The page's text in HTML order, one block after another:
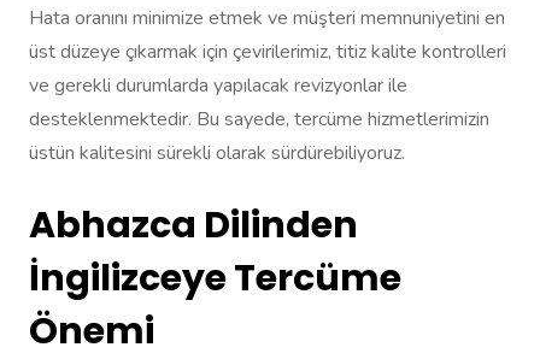
Hata oranını minimize etmek ve müşteri memnuniyetini en
üst düzeye çıkarmak için çevirilerimiz, titiz kalite kontrolleri
ve gerekli durumlarda yapılacak revizyonlar ile
desteklenmektedir. Bu sayede, tercüme hizmetlerimizin
üstün kalitesini sürekli olarak sürdürebiliyoruz.
Abhazca Dilinden
İngilizceye Tercüme
Önemi